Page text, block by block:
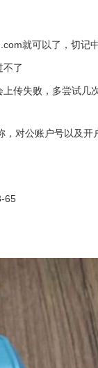
就可以了，切记
不了
传失败，多尝试几
对公账户号以及开
65